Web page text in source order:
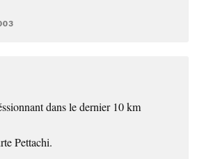
dans le dernier 10 km
Pettachi.